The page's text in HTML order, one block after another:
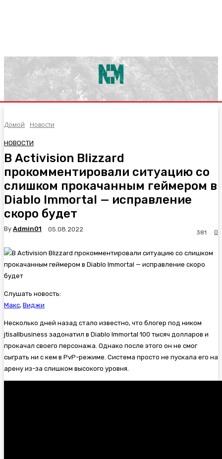
Домой Новости
НОВОСТИ
В Activision Blizzard
прокомментировали ситуацию со
слишком прокачанным геймером в
Diablo Immortal — исправление
скоро будет
By Admin01 05.08.2022 0
381
Слушать новость:
Макс, Виджи
Несколько дней назад стало известно, что блогер под ником
jtisallbusiness задонатил в Diablo Immortal 100 тысяч долларов и
прокачал своего персонажа. Однако после этого он не смог
сыграть ни с кем в PvP-режиме. Система просто не пускала его на
арену из-за слишком высокого уровня.